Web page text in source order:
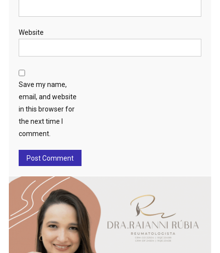
Website
Save my name,
email, and website
in this browser for
the next time I
comment.